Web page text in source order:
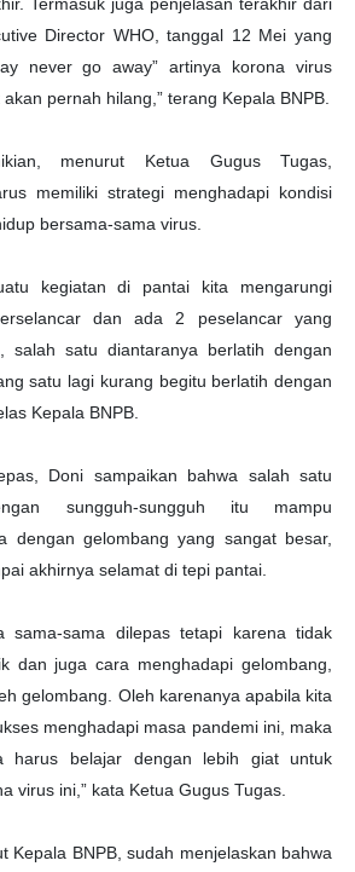
Director WHO, tanggal 12 Mei yang
never go away” artinya korona virus
pernah hilang,” terang Kepala BNPB.
menurut Ketua Gugus Tugas,
memiliki strategi menghadapi kondisi
bersama-sama virus.
kegiatan di pantai kita mengarungi
dan ada 2 peselancar yang
salah satu diantaranya berlatih dengan
satu lagi kurang begitu berlatih dengan
Kepala BNPB.
Doni sampaikan bahwa salah satu
sungguh-sungguh itu mampu
dengan gelombang yang sangat besar,
akhirnya selamat di tepi pantai.
sama-sama dilepas tetapi karena tidak
dan juga cara menghadapi gelombang,
gelombang. Oleh karenanya apabila kita
menghadapi masa pandemi ini, maka
harus belajar dengan lebih giat untuk
virus ini,” kata Ketua Gugus Tugas.
Kepala BNPB, sudah menjelaskan bahwa